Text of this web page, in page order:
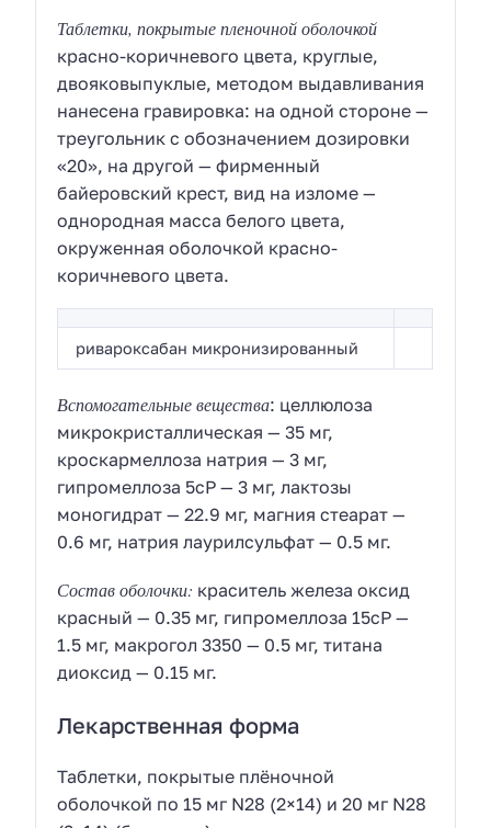
Таблетки, покрытые пленочной оболочкой
красно-коричневого цвета, круглые,
двояковыпуклые, методом выдавливания
нанесена гравировка: на одной стороне —
треугольник с обозначением дозировки
«20», на другой — фирменный
байеровский крест, вид на изломе —
однородная масса белого цвета,
окруженная оболочкой красно-
коричневого цвета.
ривароксабан микронизированный
Вспомогательные вещества: целлюлоза
микрокристаллическая — 35 мг,
кроскармеллоза натрия — 3 мг,
гипромеллоза 5cP — 3 мг, лактозы
моногидрат — 22.9 мг, магния стеарат —
0.6 мг, натрия лаурилсульфат — 0.5 мг.
Состав оболочки: краситель железа оксид
красный — 0.35 мг, гипромеллоза 15cP —
1.5 мг, макрогол 3350 — 0.5 мг, титана
диоксид — 0.15 мг.
Лекарственная форма
Таблетки, покрытые плёночной
оболочкой по 15 мг N28 (2×14) и 20 мг N28